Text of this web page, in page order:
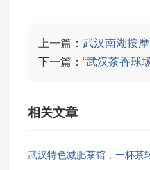
上一篇： 武汉南湖按
下一篇： “武汉茶香球
相关文章
武汉特色减肥茶馆，一杯茶